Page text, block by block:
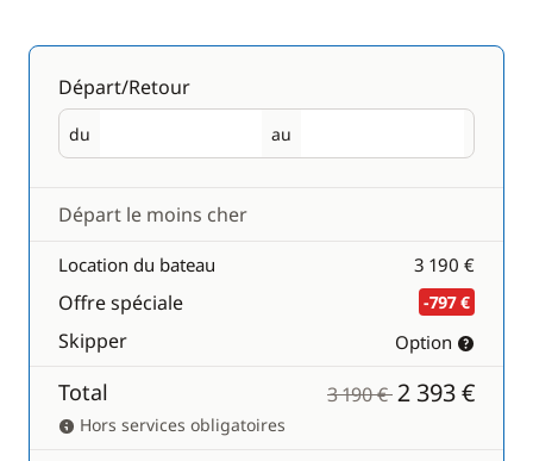
Départ/Retour
du
Départ au
Retour
Départ le moins cher
Location du bateau 3 190 €
Offre spéciale -797 €
Skipper Option
Total 3 190 €2 393 €
Hors services obligatoires